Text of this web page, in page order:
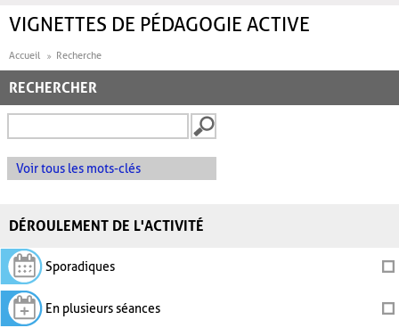
VIGNETTES DE PÉDAGOGIE ACTIVE
Accueil Recherche
RECHERCHER
Voir tous les mots-clés
DÉROULEMENT DE L'ACTIVITÉ
Sporadiques
En plusieurs séances